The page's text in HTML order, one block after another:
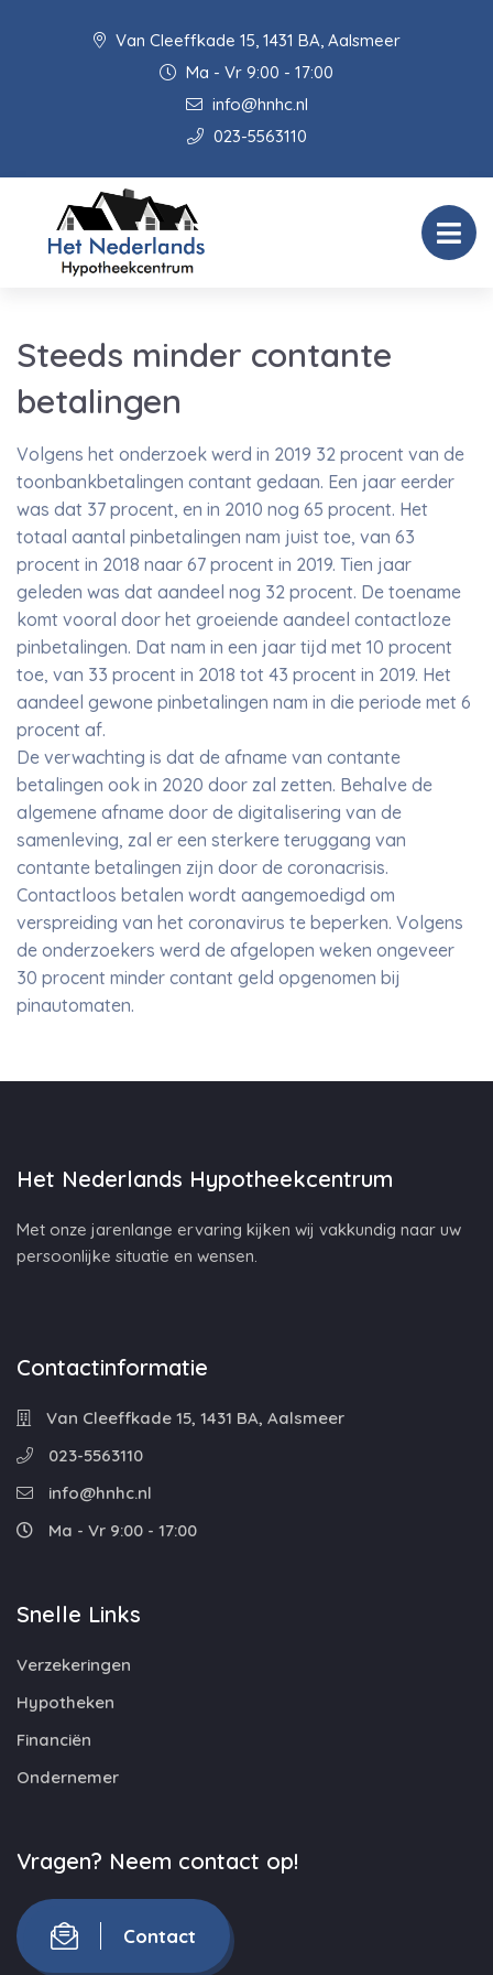
Van Cleeffkade 15, 1431 BA, Aalsmeer
Ma - Vr 9:00 - 17:00
info@hnhc.nl
023-5563110
Steeds minder contante
betalingen
Volgens het onderzoek werd in 2019 32 procent van de
toonbankbetalingen contant gedaan. Een jaar eerder
was dat 37 procent, en in 2010 nog 65 procent. Het
totaal aantal pinbetalingen nam juist toe, van 63
procent in 2018 naar 67 procent in 2019. Tien jaar
geleden was dat aandeel nog 32 procent. De toename
komt vooral door het groeiende aandeel contactloze
pinbetalingen. Dat nam in een jaar tijd met 10 procent
toe, van 33 procent in 2018 tot 43 procent in 2019. Het
aandeel gewone pinbetalingen nam in die periode met 6
procent af.
De verwachting is dat de afname van contante
betalingen ook in 2020 door zal zetten. Behalve de
algemene afname door de digitalisering van de
samenleving, zal er een sterkere teruggang van
contante betalingen zijn door de coronacrisis.
Contactloos betalen wordt aangemoedigd om
verspreiding van het coronavirus te beperken. Volgens
de onderzoekers werd de afgelopen weken ongeveer
30 procent minder contant geld opgenomen bij
pinautomaten.
Het Nederlands Hypotheekcentrum
Met onze jarenlange ervaring kijken wij vakkundig naar uw
persoonlijke situatie en wensen.
Contactinformatie
Van Cleeffkade 15, 1431 BA, Aalsmeer
023-5563110
info@hnhc.nl
Ma - Vr 9:00 - 17:00
Snelle Links
Verzekeringen
Hypotheken
Financiën
Ondernemer
Vragen? Neem contact op!
Contact